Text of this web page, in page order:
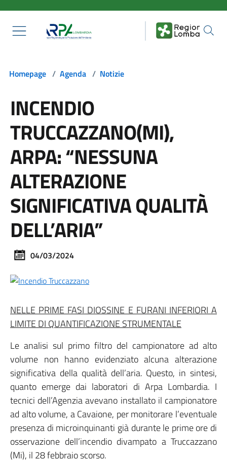
Homepage / Agenda / Notizie
INCENDIO
TRUCCAZZANO(MI),
ARPA: “NESSUNA
ALTERAZIONE
SIGNIFICATIVA QUALITÀ
DELL’ARIA”
04/03/2024
NELLE PRIME FASI DIOSSINE E FURANI INFERIORI A
LIMITE DI QUANTIFICAZIONE STRUMENTALE
Le analisi sul primo filtro del campionatore ad alto
volume non hanno evidenziato alcuna alterazione
significativa della qualità dell’aria. Questo, in sintesi,
quanto emerge dai laboratori di Arpa Lombardia. I
tecnici dell’Agenzia avevano installato il campionatore
ad alto volume, a Cavaione, per monitorare l’eventuale
presenza di microinquinanti già durante le prime ore di
osservazione dell’incendio divampato a Truccazzano
(Mi), il 28 febbraio scorso.